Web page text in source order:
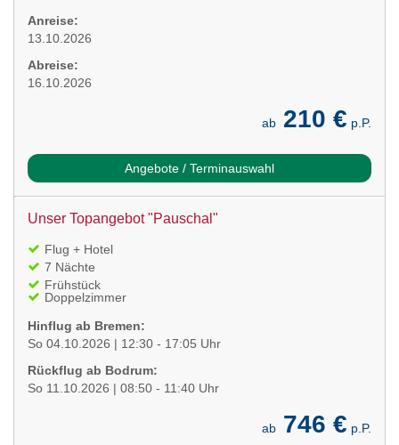
Anreise:
13.10.2026
Abreise:
16.10.2026
ab 210 € p.P.
Angebote / Terminauswahl
Unser Topangebot "Pauschal"
Flug + Hotel
7 Nächte
Frühstück
Doppelzimmer
Hinflug ab Bremen:
So 04.10.2026 | 12:30 - 17:05 Uhr
Rückflug ab Bodrum:
So 11.10.2026 | 08:50 - 11:40 Uhr
ab 746 € p.P.